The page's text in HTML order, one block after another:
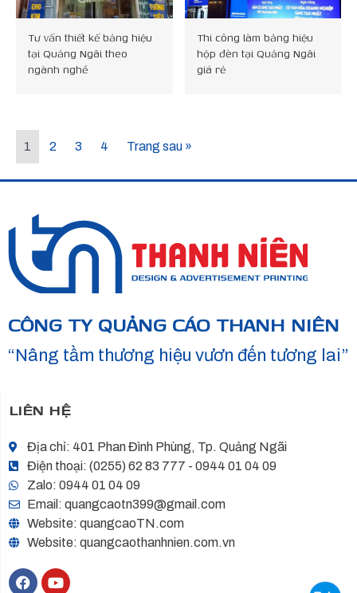
Tư vấn thiết kế bảng hiệu
tại Quảng Ngãi theo
ngành nghề
Thi công làm bảng hiệu
hộp đèn tại Quảng Ngãi
giá rẻ
1 2 3 4 Trang sau »
CÔNG TY QUẢNG CÁO THANH NIÊN
“Nâng tầm thương hiệu vươn đến tương lai”
LIÊN HỆ
Địa chỉ: 401 Phan Đình Phùng, Tp. Quảng Ngãi
Điện thoại: (0255) 62 83 777 - 0944 01 04 09
Zalo: 0944 01 04 09
Email: quangcaotn399@gmail.com
Website: quangcaoTN.com
Website: quangcaothanhnien.com.vn
F
a
Y
o